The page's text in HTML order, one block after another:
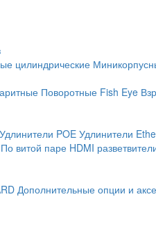
цилиндрические
Поворотные Fish Eye
Удлинители POE Удлинители
По витой паре HDMI
Дополнительные опции и